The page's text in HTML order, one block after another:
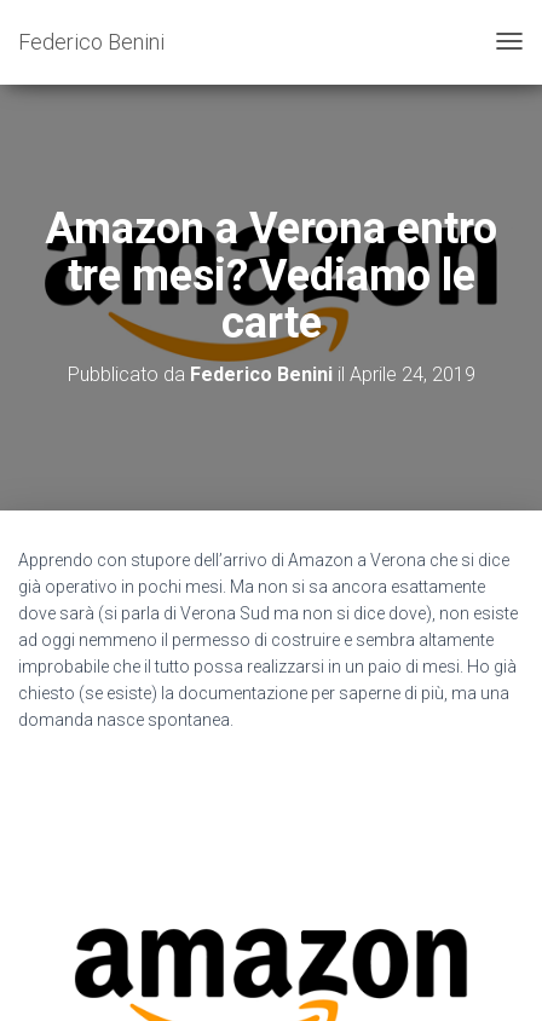
Federico Benini
A
Amazon a Verona entro
tre mesi? Vediamo le
carte
Pubblicato da Federico Beniniil Aprile 24, 2019
Apprendo con stupore dell’arrivo di Amazon a Verona che si dice
già operativo in pochi mesi. Ma non si sa ancora esattamente
dove sarà (si parla di Verona Sud ma non si dice dove), non esiste
ad oggi nemmeno il permesso di costruire e sembra altamente
improbabile che il tutto possa realizzarsi in un paio di mesi. Ho già
chiesto (se esiste) la documentazione per saperne di più, ma una
domanda nasce spontanea.